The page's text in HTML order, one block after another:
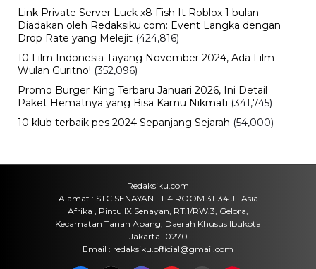
Link Private Server Luck x8 Fish It Roblox 1 bulan
Diadakan oleh Redaksiku.com: Event Langka dengan
Drop Rate yang Melejit (424,816)
10 Film Indonesia Tayang November 2024, Ada Film
Wulan Guritno! (352,096)
Promo Burger King Terbaru Januari 2026, Ini Detail
Paket Hematnya yang Bisa Kamu Nikmati (341,745)
10 klub terbaik pes 2024 Sepanjang Sejarah (54,000)
Redaksiku.com
Alamat : STC SENAYAN LT.4 ROOM 31-34 Jl. Asia
Afrika , Pintu IX Senayan, RT.1/RW.3, Gelora,
Kecamatan Tanah Abang, Daerah Khusus Ibukota
Jakarta 10270
Email : redaksiku.official@gmail.com